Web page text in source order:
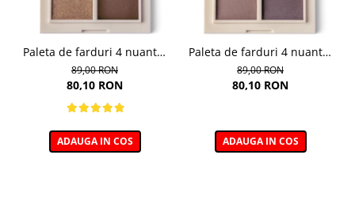
Paleta de farduri 4 nuante,
Daily Vibe, nuanta Golden
Hour 01 - 5,5g
89,00 RON
80,10 RON
ADAUGA IN COS
Paleta de farduri 4 nuante,
Daily Vibe, nuanta Coffee
Break 03 - 5,5g
89,00 RON
80,10 RON
ADAUGA IN COS